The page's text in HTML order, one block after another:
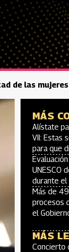
de las mujeres
MÁS
Alístate
VII: Estas
para que
UNESCO
durante el
Más de
procesos
el
MÁS
Concierto